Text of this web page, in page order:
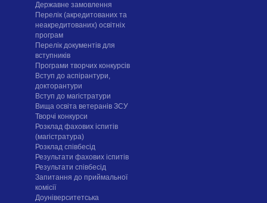
Державне замовлення
Перелік (акредитованих та
неакредитованих) освітніх
програм
Перелік документів для
вступників
Програми творчих конкурсiв
Вступ до аспірантури,
докторантури
Вступ до магістратури
Вища освіта ветеранів ЗСУ
Творчі конкурси
Розклад фахових іспитів
(магістратура)
Розклад співбесід
Результати фахових іспитів
Результати співбесід
Запитання до приймальної
комісії
Доуніверситетська